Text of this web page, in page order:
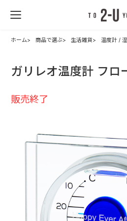
ホーム 商品で選ぶ 生活雑貨 温度計 /
ガリレオ温度計 フロ
販売終了